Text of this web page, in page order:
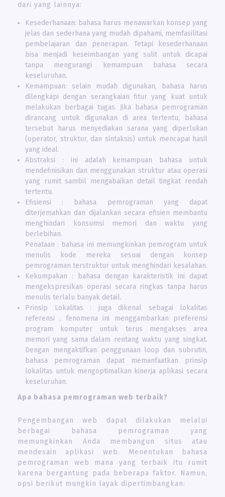
dari yang lainnya:
Kesederhanaan: bahasa harus menawarkan konsep yang
jelas dan sederhana yang mudah dipahami, memfasilitasi
pembelajaran dan penerapan. Tetapi kesederhanaan
bisa menjadi keseimbangan yang sulit untuk dicapai
tanpa mengurangi kemampuan bahasa secara
keseluruhan.
Kemampuan: selain mudah digunakan, bahasa harus
dilengkapi dengan serangkaian fitur yang kuat untuk
melakukan berbagai tugas. Jika bahasa pemrograman
dirancang untuk digunakan di area tertentu, bahasa
tersebut harus menyediakan sarana yang diperlukan
(operator, struktur, dan sintaksis) untuk mencapai hasil
yang ideal.
Abstraksi : ini adalah kemampuan bahasa untuk
mendefinisikan dan menggunakan struktur atau operasi
yang rumit sambil mengabaikan detail tingkat rendah
tertentu.
Efisiensi : bahasa pemrograman yang dapat
diterjemahkan dan dijalankan secara efisien membantu
menghindari konsumsi memori dan waktu yang
berlebihan.
Penataan : bahasa ini memungkinkan pemrogram untuk
menulis kode mereka sesuai dengan konsep
pemrograman terstruktur untuk menghindari kesalahan.
Kekompakan : bahasa dengan karakteristik ini dapat
mengekspresikan operasi secara ringkas tanpa harus
menulis terlalu banyak detail.
Prinsip Lokalitas : juga dikenal sebagai lokalitas
referensi , fenomena ini menggambarkan preferensi
program komputer untuk terus mengakses area
memori yang sama dalam rentang waktu yang singkat.
Dengan mengaktifkan penggunaan loop dan subrutin,
bahasa pemrograman dapat memanfaatkan prinsip
lokalitas untuk mengoptimalkan kinerja aplikasi secara
keseluruhan.
Apa bahasa pemrograman web terbaik?
Pengembangan web dapat dilakukan melalui
berbagai bahasa pemrograman yang
memungkinkan Anda membangun situs atau
mendesain aplikasi web. Menentukan bahasa
pemrograman web mana yang terbaik itu rumit
karena bergantung pada beberapa faktor. Namun,
opsi berikut mungkin layak dipertimbangkan: